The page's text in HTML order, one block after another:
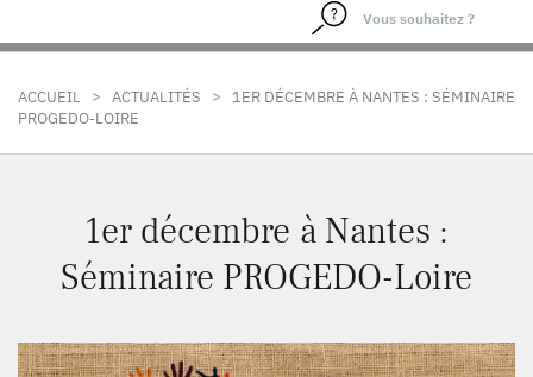
ACCUEIL > ACTUALITÉS >
1ER DÉCEMBRE À NANTES : SÉMINAIRE
PROGEDO-LOIRE
1er décembre à Nantes :
Séminaire PROGEDO-Loire